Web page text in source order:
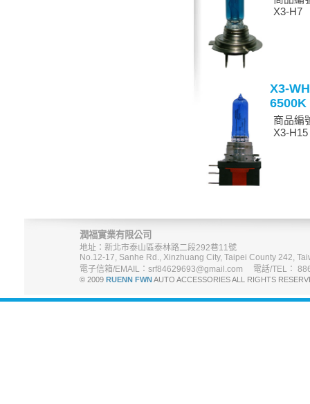
X3-H7
X3-
6500K
商品編
X3-H15
潤福實業有限公司
地址：新北市泰山區泰林路二段292巷11號
No.12-17, Sanhe Rd., Xinzhuang City, Taipei County 242,
電子信箱/EMAIL：srf84629693@gmail.com 電話/TEL：
© 2009 RUENN FWNAUTO ACCESSORIES ALL RIGHTS